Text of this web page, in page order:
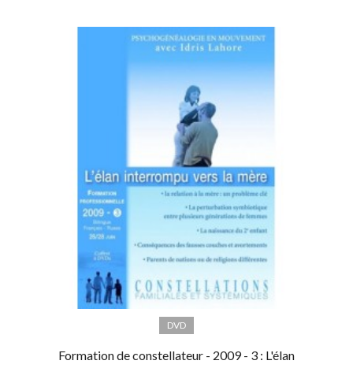
DVD
Formation de constellateur - 2009 - 3 : L'élan